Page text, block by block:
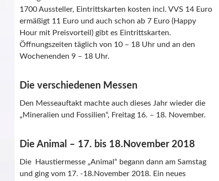
1700 Aussteller, Eintrittskarten kosten incl. VVS 14 Euro
ermäßigt 11 Euro und auch schon ab 7 Euro (Happy
Hour mit Preisvorteil) gibt es Eintrittskarten.
Öffnungszeiten täglich von 10 – 18 Uhr und an den
Wochenenden 9 – 18 Uhr.
Die verschiedenen Messen
Den Messeauftakt machte auch dieses Jahr wieder die
„Mineralien und Fossilien“, Freitag 16. – 18. November.
Die Animal – 17. bis 18.November 2018
Die Haustiermesse „Animal“ begann dann am Samstag
und ging vom 17. -18.November 2018. Ein neues